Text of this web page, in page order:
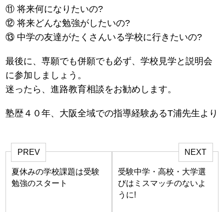
⑪ 将来何になりたいの?
⑫ 将来どんな勉強がしたいの?
⑬ 中学の友達がたくさんいる学校に行きたいの?
最後に、専願でも併願でも必ず、学校見学と説明会
に参加しましょう。
迷ったら、進路教育相談をお勧めします。
塾歴４０年、大阪全域での指導経験あるT浦先生より
PREV
夏休みの学校課題は受験
勉強のスタート
NEXT
受験中学・高校・大学選
びはミスマッチのないよ
うに!